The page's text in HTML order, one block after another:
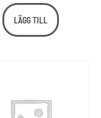
LÄGG TILL